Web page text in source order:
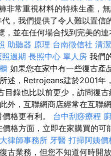
非常重視材料的特殊生產，
，我們提供了令人難以置信
，並在任何場合找到完美的
助聽器 原理 台南徵信社 清潔
照過期 長照中心 單人房 我們
如果您在家中有一些復古產
述，Retrojeans建於2001年
目錄也比以前更少，訪問復
此外，互聯網商店經常在互聯
格更有利。 台中刮痧療程
格方面，立即在家購買的可
律師事務所 牙醫 打掃阿姨價
古業務，但您不知道何時開